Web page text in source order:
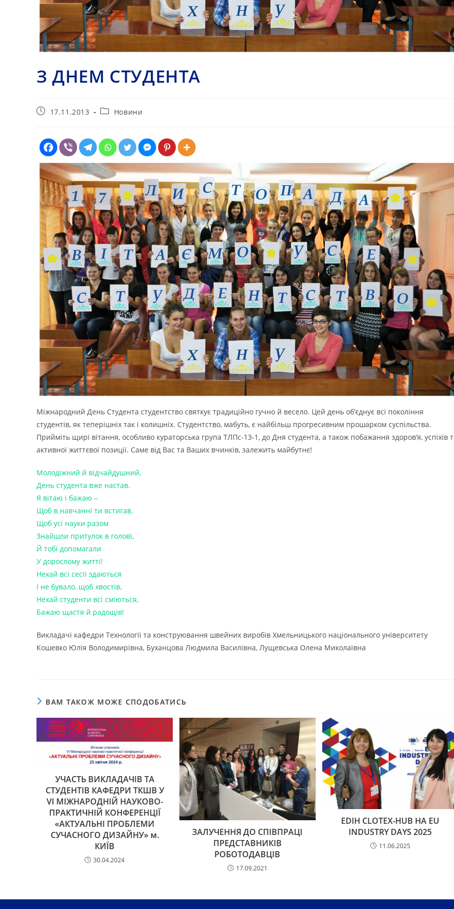
З ДНЕМ СТУДЕНТА
Запис17.11.2013
Категорія
Новини
Міжнародний День Студента студентство святкує традиційно гучно й весело. Цей день об’єднує всі покоління
студентів, як теперішніх так і колишніх. Студентство, мабуть, є найбільш прогресивним прошарком суспільства.
Прийміть щирі вітання, особливо кураторська група ТЛПс-13-1, до Дня студента, а також побажання здоров’я, успіхів
активної життєвої позиції. Саме від Вас та Ваших вчинків, залежить майбутнє!
Молодіжний й відчайдушний,
День студента вже настав.
Я вітаю і бажаю –
Щоб в навчанні ти встигав.
Щоб усі науки разом
Знайшли притулок в голові,
Й тобі допомагали
У дорослому житті!
Нехай всі сесії здаються
І не бувало, щоб хвостів,
Нехай студенти всі сміються,
Бажаю щастя й радощів!
Викладачі кафедри Технології та конструювання швейних виробів Хмельницького національного університету
Кошевко Юлія Володимирівна, Буханцова Людмила Василівна, Лущевська Олена Миколаївна
ВАМ ТАКОЖ МОЖЕ СПОДОБАТИСЬ
УЧАСТЬ ВИКЛАДАЧІВ ТА
СТУДЕНТІВ КАФЕДРИ ТКШВ У
VI МІЖНАРОДНІЙ НАУКОВО-
ПРАКТИЧНІЙ КОНФЕРЕНЦІЇ
«АКТУАЛЬНІ ПРОБЛЕМИ
СУЧАСНОГО ДИЗАЙНУ» м.
КИЇВ
30.04.2024
ЗАЛУЧЕННЯ ДО СПІВПРАЦІ
ПРЕДСТАВНИКІВ
РОБОТОДАВЦІВ
17.09.2021
EDIH CLOTEX-HUB НА EU
INDUSTRY DAYS 2025
11.06.2025